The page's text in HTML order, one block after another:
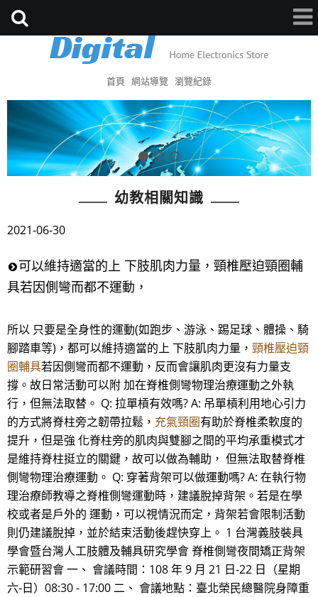
首頁 網站導覽 瀏覽紀錄
幼教相關知識
2021-06-30
可以維持適當的上 下肢肌肉力量，頸椎壓迫頸圈輔
具若因側彎而都不運動，
所以 只要是全身性的運動(如跑步、游泳、踢足球、體操、騎
腳踏車等)，都可以維持適當的上 下肢肌肉力量， 頸椎壓迫頸
圈輔具若因側彎而都不運動，反而會讓肌肉更沒有力量支
撐。故日常活動可以附 加在脊椎側彎物理治療運動之外執
行，但無法取替。 Q: 拉單槓有效嗎? A: 吊單槓利用地心引力
的方式將脊柱旁之韌帶拉鬆， 充氣頸圈有助於脊椎柔軟度的
提升，但是強 化脊柱旁的肌肉與雙腳之間的平均承重模式才
是維持脊柱挺立的關鍵，故可以做為輔助， 但無法取替脊椎
側彎物理治療運動。 Q: 穿著背架可以做運動嗎? A: 在執行物
理治療師教導之脊椎側彎運動時，建議脫掉背架。若是在學
校或者是戶外的 運動，可以視情況而定，背架若會限制活動
則仍建議脫掉，並於結束活動後趕快穿上。 1 台灣義肢裝具
學會暨台灣人工肢體及輔具研究學會 脊椎側彎夜間矯正背架
示範研習會 一、 會議時間：108 年 9 月 21 日-22 日（星期
六-日）08:30 - 17:00 二、 會議地點：臺北榮民總醫院身障重